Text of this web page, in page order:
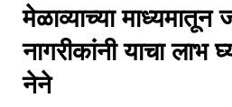
मेळाव्याच्या माध्यमातून
नागरीकांनी याचा लाभ
नेने